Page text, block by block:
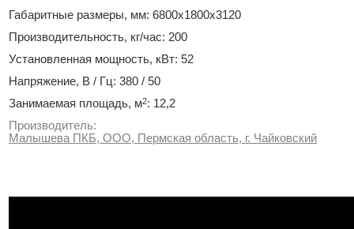
Габаритные размеры, мм: 6800х1800х3120
Производительность, кг/час: 200
Установленная мощность, кВт: 52
Напряжение, В / Гц: 380 / 50
Занимаемая площадь, м2: 12,2
Производитель:
Малышева ПКБ, ООО, Пермская область, г. Чайковский